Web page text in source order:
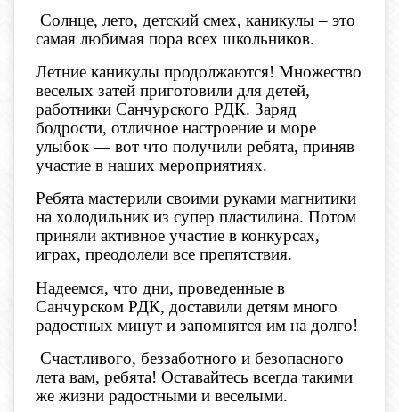
Солнце, лето, детский смех, каникулы – это
самая любимая пора всех школьников.
Летние каникулы продолжаются! Множество
веселых затей приготовили для детей,
работники Санчурского РДК. Заряд
бодрости, отличное настроение и море
улыбок — вот что получили ребята, приняв
участие в наших мероприятиях.
Ребята мастерили своими руками магнитики
на холодильник из супер пластилина. Потом
приняли активное участие в конкурсах,
играх, преодолели все препятствия.
Надеемся, что дни, проведенные в
Санчурском РДК, доставили детям много
радостных минут и запомнятся им на долго!
Счастливого, беззаботного и безопасного
лета вам, ребята! Оставайтесь всегда такими
же жизни радостными и веселыми.